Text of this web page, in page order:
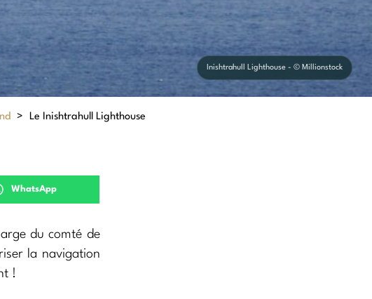
Inishtrahull Lighthouse - © Millionstock
> Le Inishtrahull Lighthouse
WhatsApp
du comté de
la navigation
!